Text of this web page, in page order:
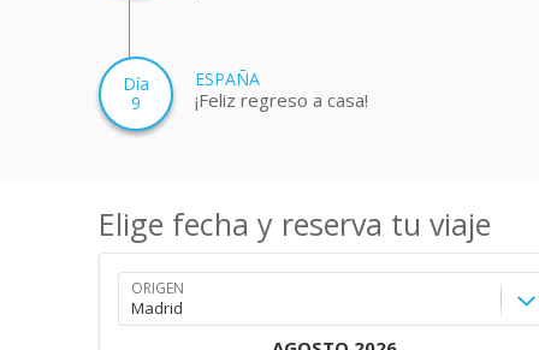
Día
9
ESPAÑA
¡Feliz regreso a casa!
Elige fecha y reserva tu viaje
ORIGEN